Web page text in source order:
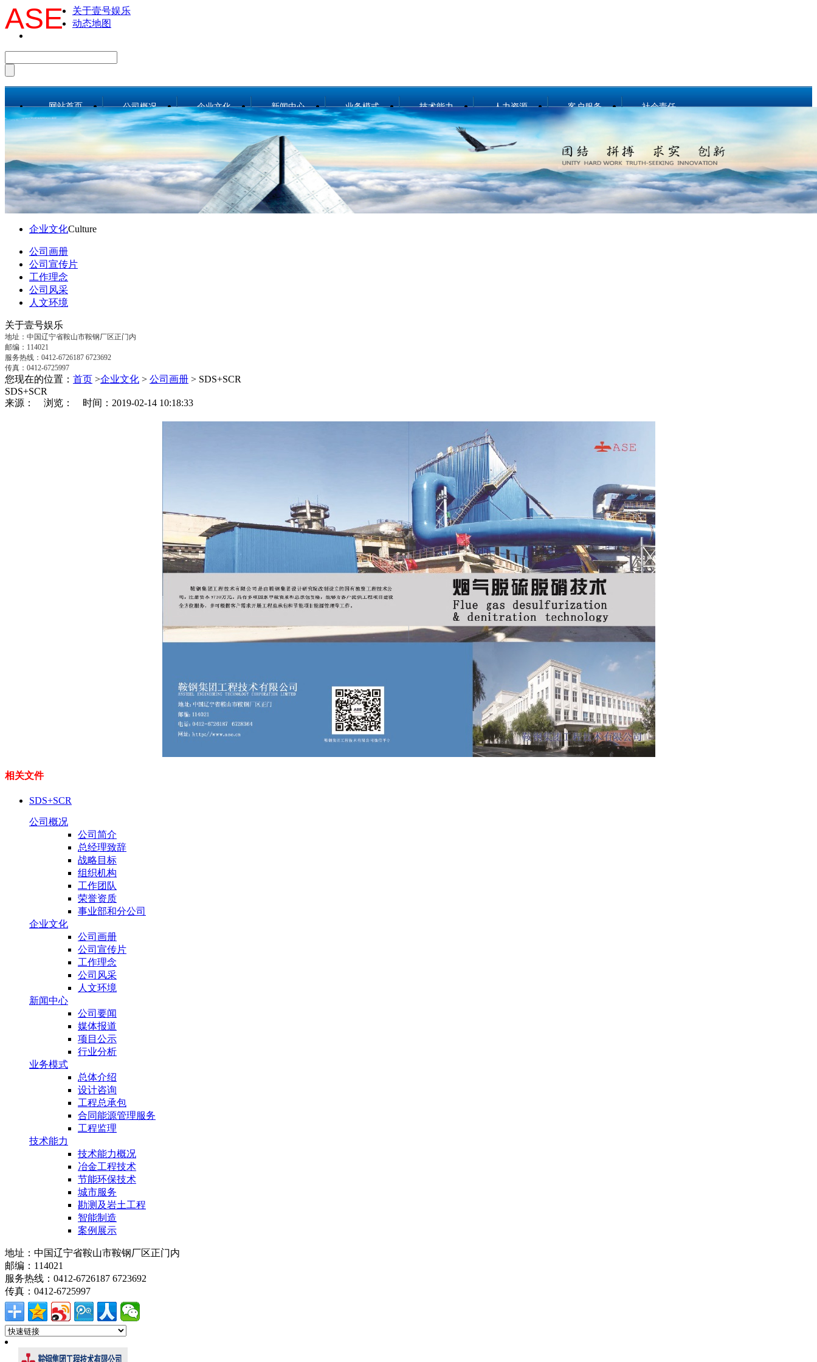
ASE
关于壹号娱乐
动态地图
网站首页 公司概况
公司简介
总经理致辞
战略目标
组织机构
工作团队
企业文化
公司画册
公司宣传片
工作理念
公司风采
人文环境
新闻中心
公司要闻
媒体报道
项目公示
行业分析
业务模式
总体介绍
设计咨询
工程总承包
合同能源管理服
务
技术能力
技术能力概况
冶金工程技术
节能环保技术
城市服务
勘测及岩土工程
人力资源
资源概况
招聘信息
客户服务
关于壹号娱乐
动态地图
社会责任
亲和动态
企业文化Culture
公司画册
公司宣传片
工作理念
公司风采
人文环境
关于壹号娱乐
地址：中国辽宁省鞍山市鞍钢厂区正门内
邮编：114021
服务热线：0412-6726187 6723692
传真：0412-6725997
您现在的位置： 首页 >企业文化 > 公司画册 > SDS+SCR
SDS+SCR
来源： 浏览：
时间：2019-02-14 10:18:33
相关文件
SDS+SCR
公司概况
公司简介
总经理致辞
战略目标
组织机构
工作团队
荣誉资质
事业部和分公司
企业文化
公司画册
公司宣传片
工作理念
公司风采
人文环境
新闻中心
公司要闻
媒体报道
项目公示
行业分析
业务模式
总体介绍
设计咨询
工程总承包
合同能源管理服务
工程监理
技术能力
技术能力概况
冶金工程技术
节能环保技术
城市服务
勘测及岩土工程
智能制造
案例展示
地址：中国辽宁省鞍山市鞍钢厂区正门内
邮编：114021
服务热线：0412-6726187 6723692
传真：0412-6725997